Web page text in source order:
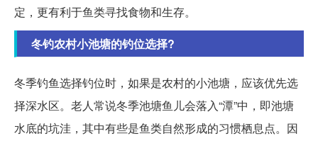
定，更有利于鱼类寻找食物和生存。
冬钓农村小池塘的钓位选择?
冬季钓鱼选择钓位时，如果是农村的小池塘，应该优先选
择深水区。老人常说冬季池塘鱼儿会落入“潭”中，即池塘
水底的坑洼，其中有些是鱼类自然形成的习惯栖息点。因